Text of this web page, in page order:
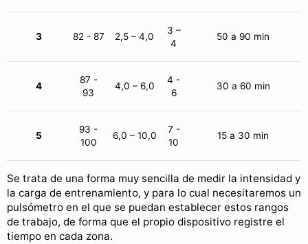
3 82 - 87 2,5 – 4,0
3 –
4
50 a 90 min
4
87 -
93
4,0 – 6,0
4 -
6
30 a 60 min
5
93 -
100
6,0 – 10,0
7 -
10
15 a 30 min
Se trata de una forma muy sencilla de medir la intensidad y
la carga de entrenamiento, y para lo cual necesitaremos un
pulsómetro en el que se puedan establecer estos rangos
de trabajo, de forma que el propio dispositivo registre el
tiempo en cada zona.